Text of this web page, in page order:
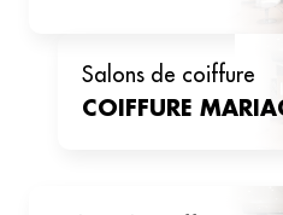
salons de coiffure
COIFFURE